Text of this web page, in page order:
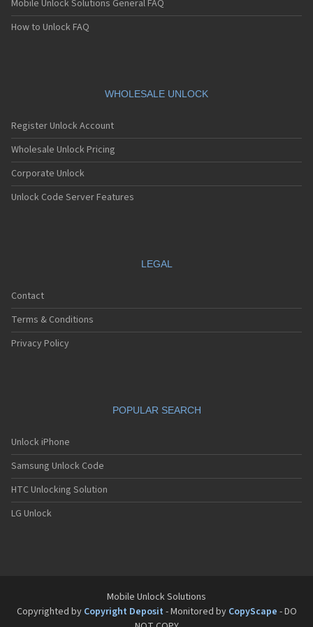
Sagem MC939
Sagem MC940
Sagem MC942
Sagem MC956
Sagem MC959
Sagem MC959 R
Sagem MU2005
Sagem MW-X1
Sagem MW3020
Sagem MW3022
Sagem MW3052
Sagem MW3062
Sagem MW932
Sagem MW936
Sagem MW959 GPRS
Sagem MW979
Sagem MW979 GPRS
Sagem my100x
Sagem my101X
Sagem my150X
Sagem my212x
Mobile Unlock Solutions General FAQ
How to Unlock FAQ
WHOLESALE UNLOCK
Register Unlock Account
Wholesale Unlock Pricing
Corporate Unlock
Unlock Code Server Features
LEGAL
Contact
Terms & Conditions
Privacy Policy
POPULAR SEARCH
Unlock iPhone
Samsung Unlock Code
HTC Unlocking Solution
LG Unlock
Mobile Unlock Solutions
Copyrighted by Copyright Deposit - Monitored by CopyScape - DO